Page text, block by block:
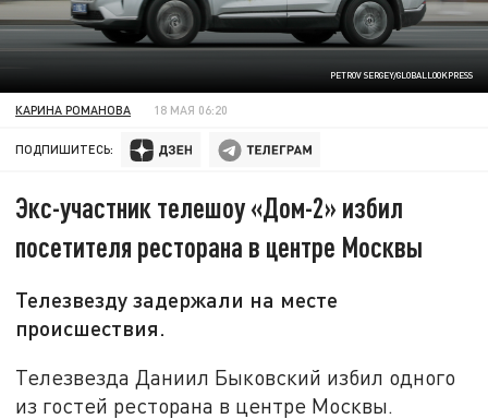
PETROV SERGEY/GLOBALLOOKPRESS
КАРИНА РОМАНОВА 18 МАЯ 06:20
ПОДПИШИТЕСЬ:
Экс-участник телешоу «Дом-2» избил
посетителя ресторана в центре Москвы
Телезвезду задержали на месте
происшествия.
Телезвезда Даниил Быковский избил одного
из гостей ресторана в центре Москвы.